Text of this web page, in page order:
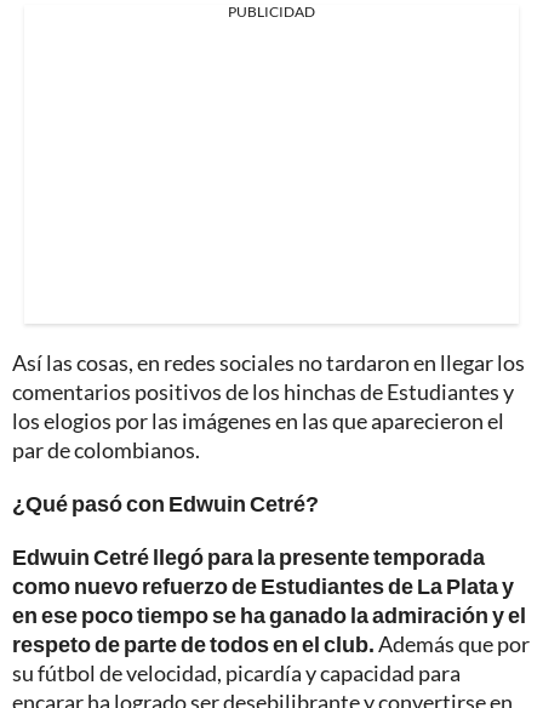
PUBLICIDAD
Así las cosas, en redes sociales no tardaron en llegar los
comentarios positivos de los hinchas de Estudiantes y
los elogios por las imágenes en las que aparecieron el
par de colombianos.
¿Qué pasó con Edwuin Cetré?
Edwuin Cetré llegó para la presente temporada
como nuevo refuerzo de Estudiantes de La Plata y
en ese poco tiempo se ha ganado la admiración y el
respeto de parte de todos en el club.Además que por
su fútbol de velocidad, picardía y capacidad para
encarar ha logrado ser desebilibrante y convertirse en